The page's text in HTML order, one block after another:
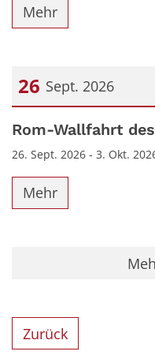
Mehr
26 Sept. 2026
Datum: 26.
Rom-Wallfahrt
26. Sept. 2026 - 3. Okt.
Mehr
Zurück